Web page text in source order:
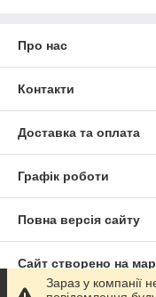
Про нас
Контакти
Доставка та оплата
Графік роботи
Повна версія сайту
Сайт створено на
Зараз у компанії